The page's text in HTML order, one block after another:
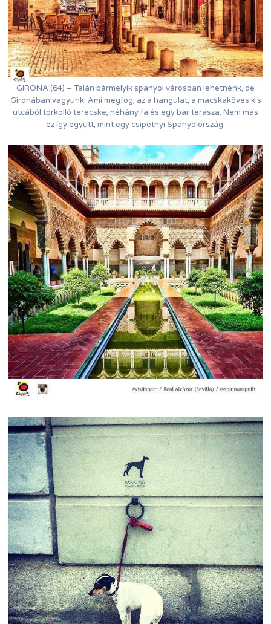
GIRONA (64) – Talán bármelyik spanyol városban lehetnénk, de
Gironában vagyunk. Ami megfog, az a hangulat, a macskaköves kis
utcából torkolló terecske, néhány fa és egy bár terasza. Nem más
ez így együtt, mint egy csipetnyi Spanyolország.